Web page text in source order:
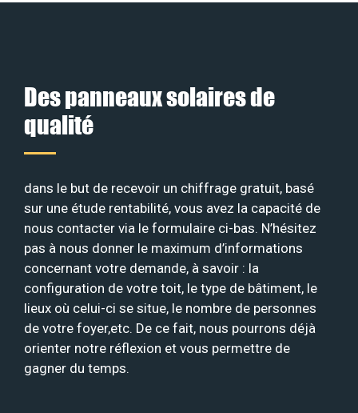
Des panneaux solaires de
qualité
dans le but de recevoir un chiffrage gratuit, basé
sur une étude rentabilité, vous avez la capacité de
nous contacter via le formulaire ci-bas. N’hésitez
pas à nous donner le maximum d’informations
concernant votre demande, à savoir : la
configuration de votre toit, le type de bâtiment, le
lieux où celui-ci se situe, le nombre de personnes
de votre foyer,etc. De ce fait, nous pourrons déjà
orienter notre réflexion et vous permettre de
gagner du temps.